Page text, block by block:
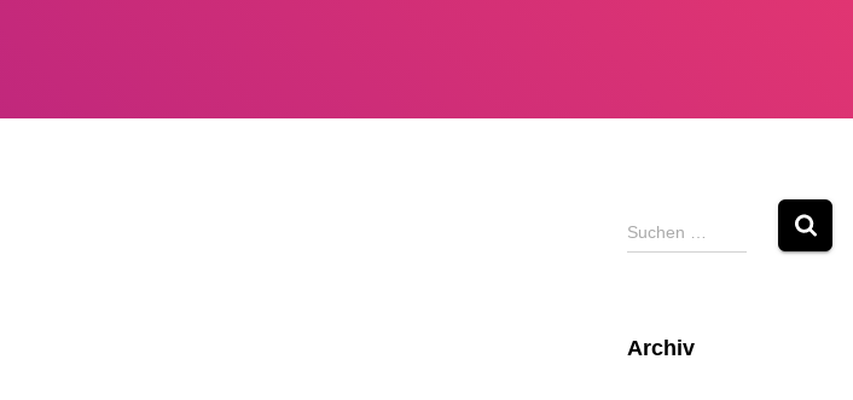
S
u
n
Suchen …
Archiv